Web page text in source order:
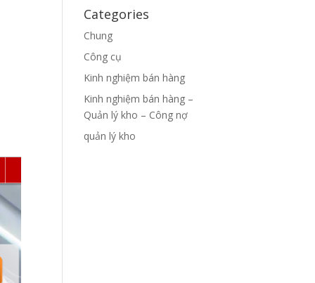
Categories
Chung
Công cụ
Kinh nghiệm bán hàng
Kinh nghiệm bán hàng –
Quản lý kho – Công nợ
quản lý kho